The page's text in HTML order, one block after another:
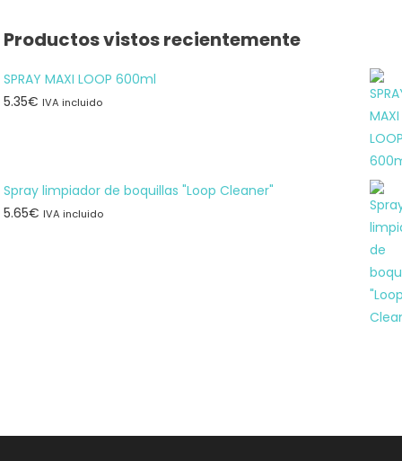
Productos vistos recientemente
SPRAY MAXI LOOP 600ml
5.35€ IVA incluido
Spray limpiador de boquillas "Loop Cleaner"
5.65€ IVA incluido